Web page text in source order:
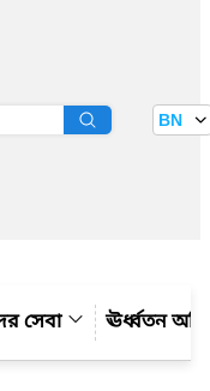
BN
সেবা ঊর্ধ্বতন